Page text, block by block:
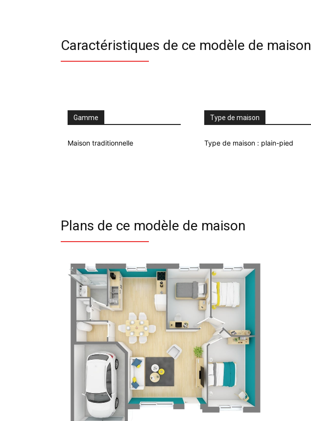
Caractéristiques de ce modèle de maison
Gamme
Maison traditionnelle
Type de maison
Type de maison : plain-pied
Plans de ce modèle de maison